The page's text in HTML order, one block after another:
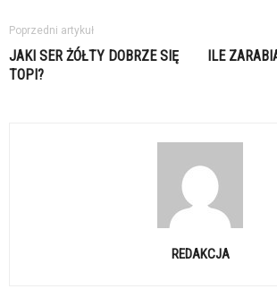
Poprzedni artykuł
JAKI SER ŻÓŁTY DOBRZE SIĘ
TOPI?
ILE
REDAKCJA